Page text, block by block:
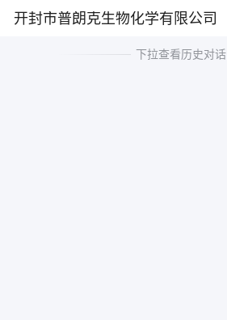
开封市普朗克生物化学有限公司
下拉查看历史对话